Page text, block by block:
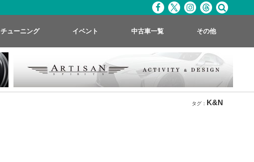
チューニング イベント 中古車一覧 その他
タグ： K&N